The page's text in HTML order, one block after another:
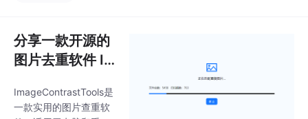
彻底删除三种方式处理
重复图像。扫描结果以
列表形式展示，可按文
出的图片。提供release
版本，可以直接下载使
分享一款开源的
图片去重软件 I
Tools，基于Ele
ImageContrastTools是
一款实用的图片查重软